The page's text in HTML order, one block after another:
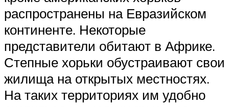
распространены на Евразийском
континенте. Некоторые
представители обитают в Африке.
Степные хорьки обустраивают свои
жилища на открытых местностях.
На таких территориях им удобно